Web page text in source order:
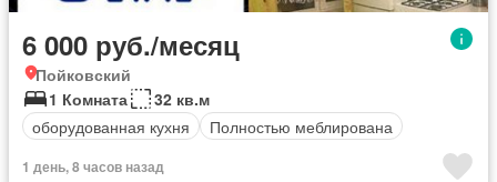
6 000 руб./месяц
Пойковский
1 Комната
32 кв.м
оборудованная кухня
Полностью меблирована
1 день, 8 часов назад